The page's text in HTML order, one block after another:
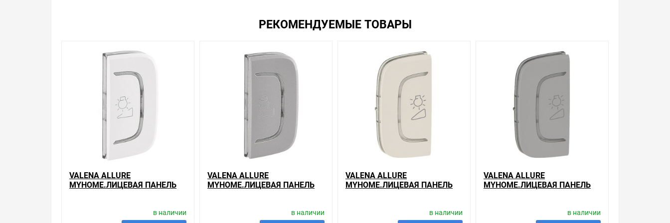
РЕКОМЕНДУЕМЫЕ ТОВАРЫ
VALENA ALLURE
MYHOME.ЛИЦЕВАЯ ПАНЕЛЬ
в наличии
VALENA ALLURE
MYHOME.ЛИЦЕВАЯ ПАНЕЛЬ
в наличии
VALENA ALLURE
MYHOME.ЛИЦЕВАЯ ПАНЕЛЬ
в наличии
VALENA ALLURE
MYHOME.ЛИЦЕВАЯ ПАНЕЛЬ
в наличии